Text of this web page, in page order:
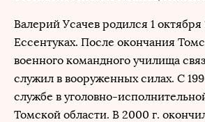
Валерий Усачев родился 1 октября
Ессентуках. После окончания
военного командного училища
служил в вооруженных силах. С
службе в уголовно-
Томской области. В 2000 г.